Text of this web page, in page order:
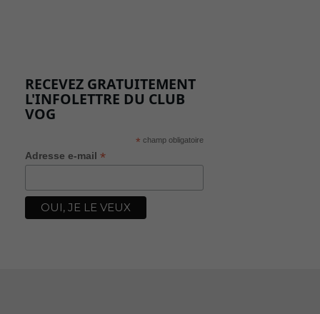
RECEVEZ GRATUITEMENT
L'INFOLETTRE DU CLUB
VOG
* champ obligatoire
Adresse e-mail *